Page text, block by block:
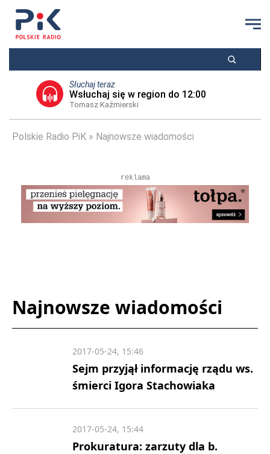
Słuchaj teraz
Wsłuchaj się w region do 12:00
Tomasz Kaźmierski
Polskie Radio PiK Najnowsze wiadomości
reklama
Najnowsze wiadomości
Sejm przyjął informację rządu ws.
śmierci Igora Stachowiaka
2017-05-24, 15:46
Prokuratura: zarzuty dla b.
2017-05-24, 15:44